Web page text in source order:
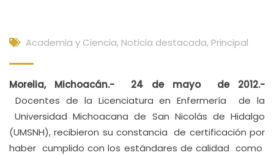
Academia y Ciencia, Noticia destacada, Principal
Morelia, Michoacán.- 24 de mayo de 2012.-
Docentes de la Licenciatura en Enfermería de la
Universidad Michoacana de San Nicolás de Hidalgo
(UMSNH), recibieron su constancia de certificación por
haber cumplido con los estándares de calidad como